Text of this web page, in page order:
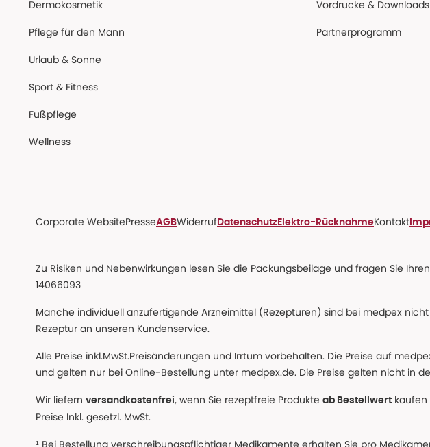
Dermokosmetik
Pflege für den Mann
Urlaub & Sonne
Sport & Fitness
Fußpflege
Wellness
Vordrucke & Downloads
Partnerprogramm
Corporate WebsitePresseAGBWiderruf Datenschutz Elektro-RücknahmeKontakt
Zu Risiken und Nebenwirkungen lesen Sie die Packungsbeilage und fragen Sie
14066093
Manche individuell anzufertigende Arzneimittel (Rezepturen) sind bei medpex
Rezeptur an unseren Kundenservice.
Alle Preise inkl.MwSt.Preisänderungen und Irrtum vorbehalten. Die Preise auf
und gelten nur bei Online-Bestellung unter medpex.de. Die Preise gelten nicht in
Wir liefern versandkostenfrei, wenn Sie rezeptfreie Produkte ab Bestellwert kaufen
Preise Inkl. gesetzl. MwSt.